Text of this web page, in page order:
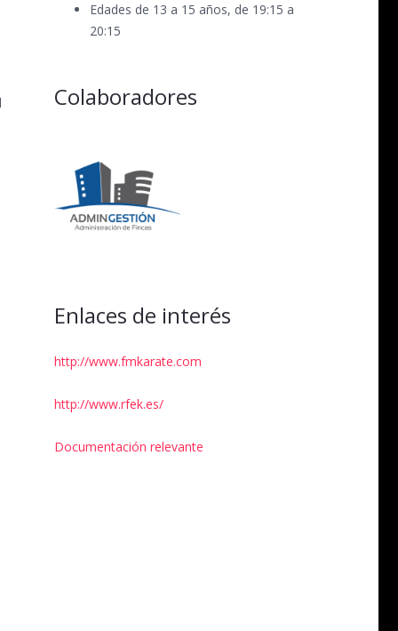
Edades de 13 a 15 años, de 19:15 a
20:15
Colaboradores
Enlaces de interés
http://www.fmkarate.com
http://www.rfek.es/
Documentación relevante